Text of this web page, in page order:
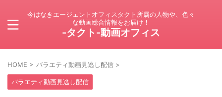
今はなきエージェントオフィスタクト所属の人物や、色々
な動画総合情報をお届け！
-タクト-動画オフィス
HOME > バラエティ動画見逃し配信 >
バラエティ動画見逃し配信